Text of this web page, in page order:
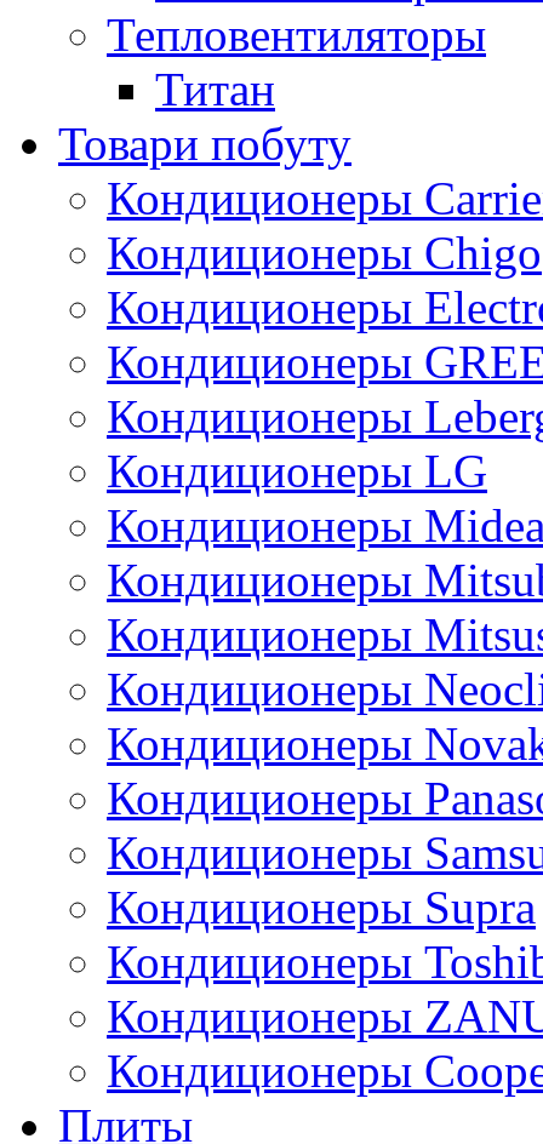
Тепловентиляторы
Титан
Товари побуту
Кондиционеры
Кондиционеры Chigo
Кондиционеры
Кондиционеры
Кондиционеры
Кондиционеры LG
Кондиционеры
Кондиционеры
Кондиционеры
Кондиционеры
Кондиционеры
Кондиционеры
Кондиционеры
Кондиционеры Supra
Кондиционеры
Кондиционеры
Кондиционеры
Плиты